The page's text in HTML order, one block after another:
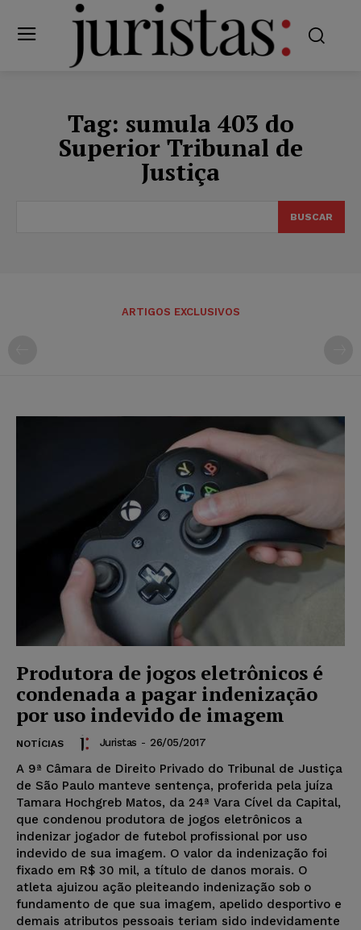
Tag: sumula 403 do
Superior Tribunal de
Justiça
BUSCAR
ARTIGOS EXCLUSIVOS
Produtora de jogos eletrônicos é
condenada a pagar indenização
por uso indevido de imagem
NOTÍCIAS Juristas - 26/05/2017
A 9ª Câmara de Direito Privado do Tribunal de Justiça
de São Paulo manteve sentença, proferida pela juíza
Tamara Hochgreb Matos, da 24ª Vara Cível da Capital,
que condenou produtora de jogos eletrônicos a
indenizar jogador de futebol profissional por uso
indevido de sua imagem. O valor da indenização foi
fixado em R$ 30 mil, a título de danos morais. O
atleta ajuizou ação pleiteando indenização sob o
fundamento de que sua imagem, apelido desportivo e
demais atributos pessoais teriam sido indevidamente